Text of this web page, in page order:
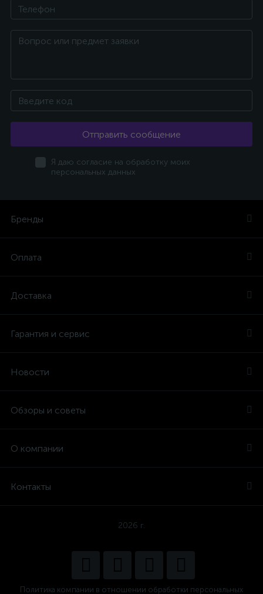
Отправить сообщение
Я даю согласие на обработку моих
персональных данных
Бренды
Оплата
Доставка
Гарантия и сервис
Новости
Обзоры и советы
О компании
Контакты
2026 г.
Политика компании в отношении обработки персональных